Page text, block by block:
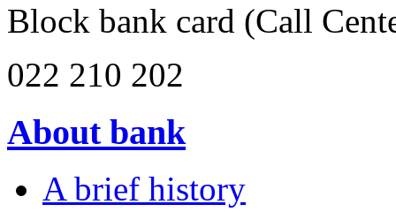
Block bank card (Call
022 210 202
About bank
A brief history